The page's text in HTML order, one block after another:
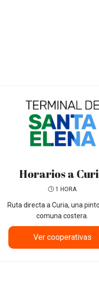
Horarios a
1 HORA
Ruta directa a Curia, una
comuna costera.
Ver cooperativas